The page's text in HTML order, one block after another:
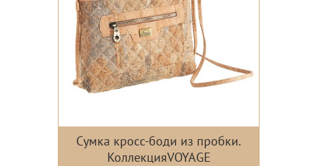
Сумка кросс-боди из пробки.
КоллекцияVOYAGE